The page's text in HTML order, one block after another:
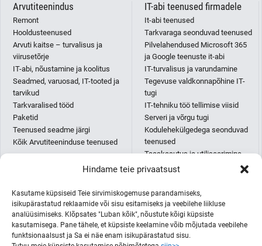
Hindame teie privaatsust
Kasutame küpsiseid Teie sirvimiskogemuse parandamiseks,
isikupärastatud reklaamide või sisu esitamiseks ja veebilehe liikluse
analüüsimiseks. Klõpsates "Luban kõik", nõustute kõigi küpsiste
kasutamisega. Pane tähele, et küpsiste keelamine võib mõjutada veebilehe
funktsionaalsust ja Sa ei näe enam isikupärastatud sisu.
Arvutiteenindus
Remont
Hooldusteenused
Arvuti kaitse – turvalisus ja
viirusetõrje
IT-abi, nõustamine ja koolitus
Seadmed, varuosad, IT-tooted ja
tarvikud
Tarkvaralised tööd
Paketid
Teenused seadme järgi
Kõik Arvutiteeninduse teenused
IT-abi teenused firmadele
It-abi teenused
Tarkvaraga seonduvad teenused
Pilvelahendused Microsoft 365
ja Google teenuste it-abi
IT-turvalisus ja varundamine
Tegevuse valdkonnapõhine IT-
tugi
IT-tehniku töö tellimise viisid
Serveri ja võrgu tugi
Kodulehekülgedega seonduvad
teenused
Taaskasutus ja utiliseerimine
IT-abi paketid
AI teenused
Kõik IT-abi teenused
Printerid ja koopiamasinad ITmees Eesti OÜ